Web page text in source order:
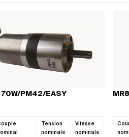
PM42/EASY
Tension
nominale
Vitesse
nominale
MOTEURS
quels produits associer à votre